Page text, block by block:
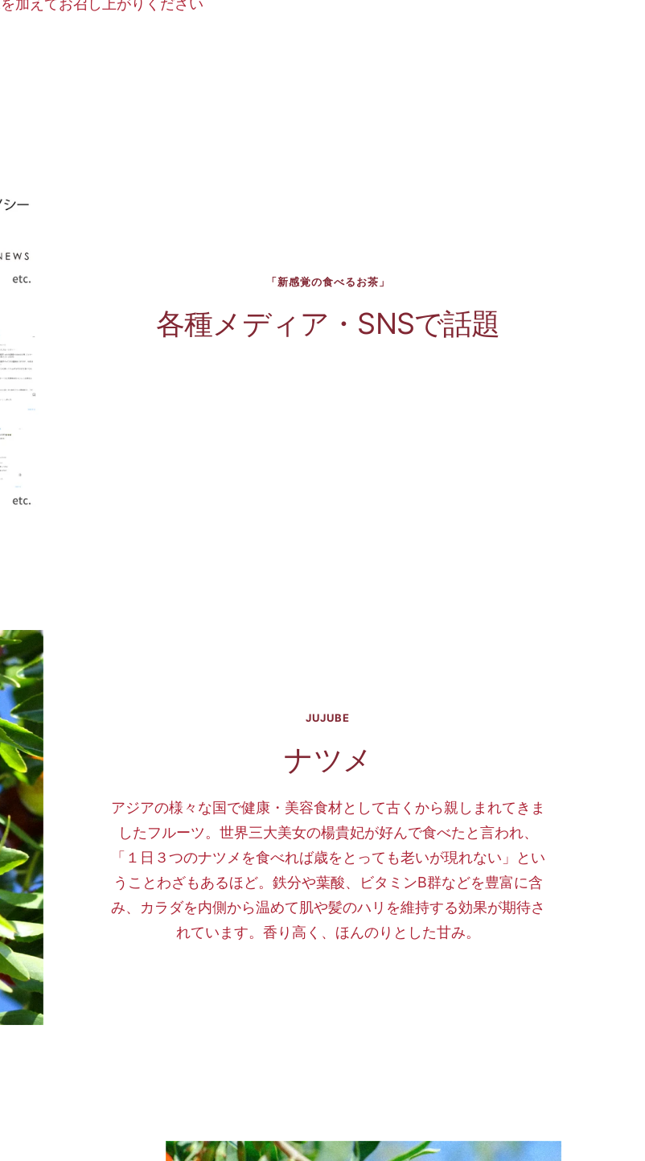
えてお召し上がりください
「新感覚の食べるお茶」
各種メディア・SNSで話題
JUJUBE
ナツメ
アジアの様々な国で健康・美容食材として古くから親しまれてきま
したフルーツ。世界三大美女の楊貴妃が好んで食べたと言われ、
「１日３つのナツメを食べれば歳をとっても老いが現れない」とい
うことわざもあるほど。鉄分や葉酸、ビタミンB群などを豊富に含
み、カラダを内側から温めて肌や髪のハリを維持する効果が期待さ
れています。香り高く、ほんのりとした甘み。